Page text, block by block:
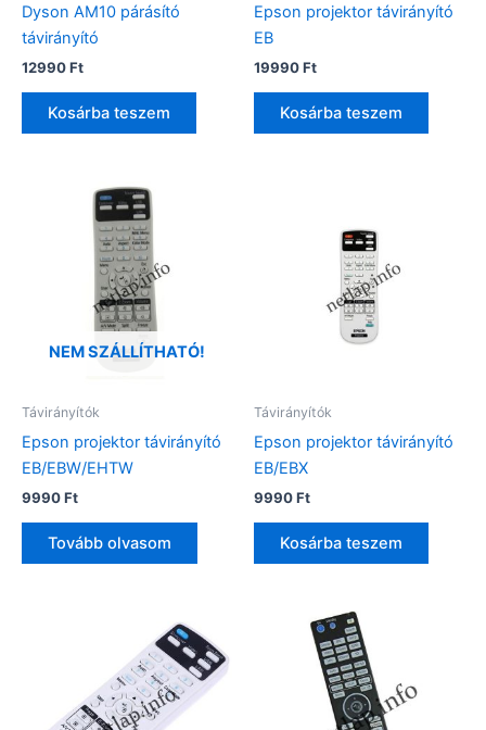
Dyson AM10 párásító
távirányító
12990Ft
Kosárba teszem
Epson projektor távirányító
EB
19990Ft
Kosárba teszem
NEM SZÁLLÍTHATÓ!
Távirányítók
Epson projektor távirányító
EB/EBW/EHTW
9990Ft
Tovább olvasom
Távirányítók
Epson projektor távirányító
EB/EBX
9990Ft
Kosárba teszem